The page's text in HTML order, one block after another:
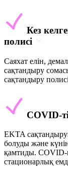
Кез
полисі
Саяхат елін,
сақтандыру
сақтандыру
COVID-
EKTA
болуды және
қамтиды. COVID-
стационарлық